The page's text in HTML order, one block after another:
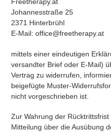
Johannesstraße 25
2371 Hinterbrühl
E-Mail: office@freetherapy.at
mittels einer eindeutigen
versandter Brief oder E-Mail)
Vertrag zu widerrufen,
beigefügte Muster-
nicht vorgeschrieben ist.
Zur Wahrung der
Mitteilung über die Ausübung